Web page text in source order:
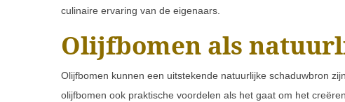
culinaire ervaring van de eigenaars.
Olijfbomen als
Olijfbomen kunnen een uitstekende natuurlijke schaduwbron
olijfbomen ook praktische voordelen als het gaat om het